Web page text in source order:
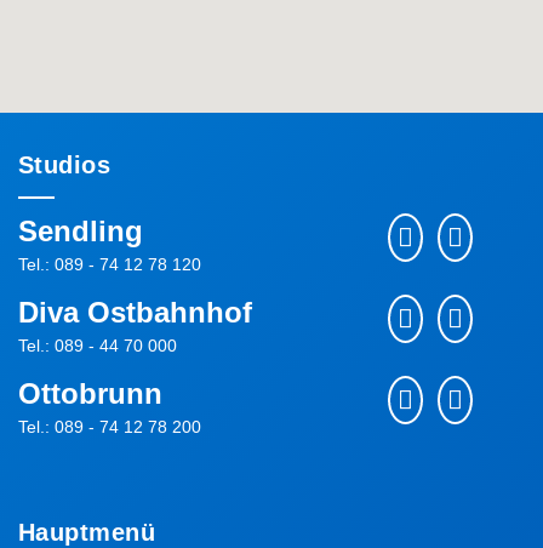
Studios
Sendling
Tel.: 089 - 74 12 78 120
Diva Ostbahnhof
Tel.: 089 - 44 70 000
Ottobrunn
Tel.: 089 - 74 12 78 200
Hauptmenü